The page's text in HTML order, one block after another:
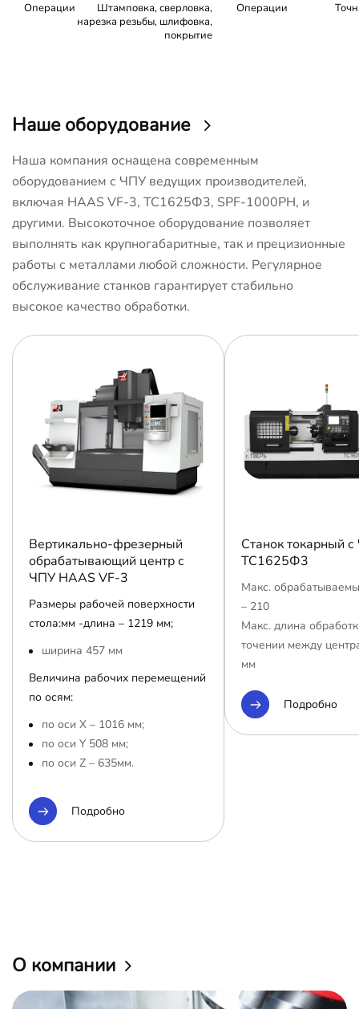
Операции
Штамповка, сверловка,
нарезка резьбы, шлифовка,
покрытие
Операции
Наше оборудование
Наша компания оснащена современным
оборудованием с ЧПУ ведущих производителей,
включая HAAS VF-3, ТС1625Ф3, SPF-1000PH, и
другими. Высокоточное оборудование позволяет
выполнять как крупногабаритные, так и прецизионные
работы с металлами любой сложности. Регулярное
обслуживание станков гарантирует стабильно
высокое качество обработки.
Вертикально-фрезерный
обрабатывающий центр с
ЧПУ HAAS VF-3
Размеры рабочей поверхности
стола:мм -длина – 1219 мм;
ширина 457 мм
Величина рабочих перемещений
по осям:
по оси Х – 1016 мм;
по оси Y 508 мм;
по оси Z – 635мм.
Подробно
Станок токарный
ТС1625Ф3
Макс.
– 210
Макс. длина
точении между
мм
Подробно
О компании